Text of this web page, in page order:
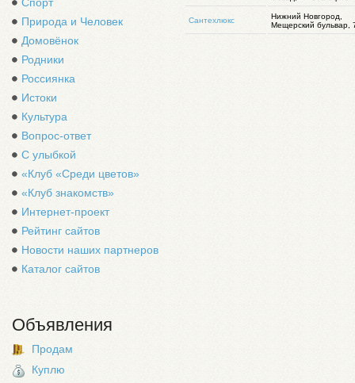
Природа и Человек
Домовёнок
Родники
Россиянка
Истоки
Культура
Вопрос-ответ
С улыбкой
«Клуб «Среди цветов»
«Клуб знакомств»
Интернет-проект
Рейтинг сайтов
Новости наших партнеров
Каталог сайтов
Объявления
Продам
Куплю
Сантехлюкс
Нижний Новгород,
Мещерский бульвар,